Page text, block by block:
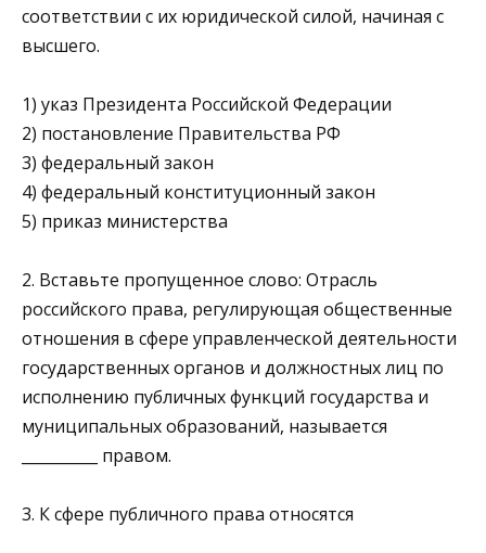
соответствии с их юридической силой, начиная с
высшего.
1) указ Президента Российской Федерации
2) постановление Правительства РФ
3) федеральный закон
4) федеральный конституционный закон
5) приказ министерства
2. Вставьте пропущенное слово: Отрасль
российского права, регулирующая общественные
отношения в сфере управлен­ческой деятельности
государственных органов и должност­ных лиц по
исполнению публичных функций государства и
муниципальных образований, называется
__________ правом.
3. К сфере публичного права относятся